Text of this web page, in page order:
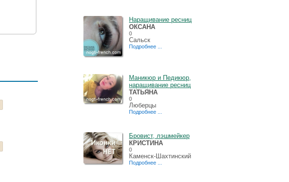
Наращивание ресниц
ОКСАНА
0
Сальск
Подробнее ...
Маникюр и Педикюр,
наращивание ресниц
ТАТЬЯНА
0
Люберцы
Подробнее ...
Бровист, лэшмейкер
КРИСТИНА
0
Каменск-Шахтинский
Подробнее ...